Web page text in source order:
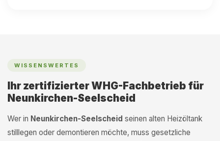
WISSENSWERTES
Ihr zertifizierter WHG-Fachbetrieb für
Neunkirchen-Seelscheid
Wer in Neunkirchen-Seelscheid seinen alten Heizöltank
stilllegen oder demontieren möchte, muss gesetzliche